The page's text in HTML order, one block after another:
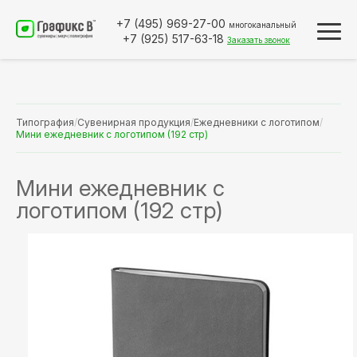
+7 (495) 969-27-00 многоканальный
+7 (925) 517-63-18 Заказать звонок
Типография/Сувенирная продукция/Ежедневники с логотипом/
Мини ежедневник с логотипом (192 стр)
Мини ежедневник с
логотипом (192 стр)